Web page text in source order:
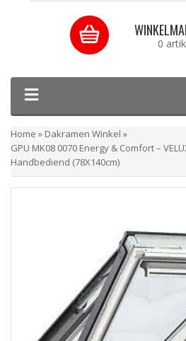
0
Home » Dakramen Winkel »
GPU MK08 0070 Energy & Comfort –
Handbediend (78X140cm)